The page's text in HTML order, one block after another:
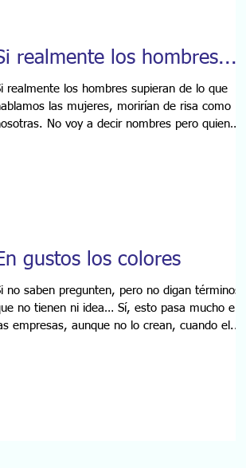
realmente los hombres...
realmente los hombres supieran de lo que
las mujeres, morirían de risa como
No voy a decir nombres pero quien
gustos los colores
no saben pregunten, pero no digan términos
no tienen ni idea… Sí, esto pasa mucho en
empresas, aunque no lo crean, cuando el...